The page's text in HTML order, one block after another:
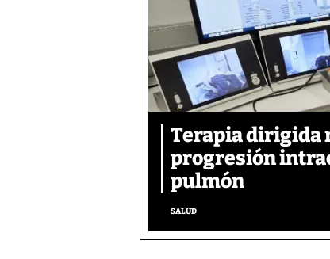
Terapia dirigida
progresión
pulmón
SALUD